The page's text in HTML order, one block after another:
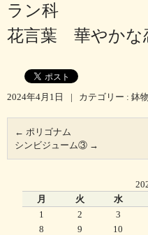
ラン科
花言葉 華やかな
2024年4月1日 | カテゴリー : 鉢
← ポリゴナム
シンビジューム③ →
月
火 水
1 2 3
8
9 10